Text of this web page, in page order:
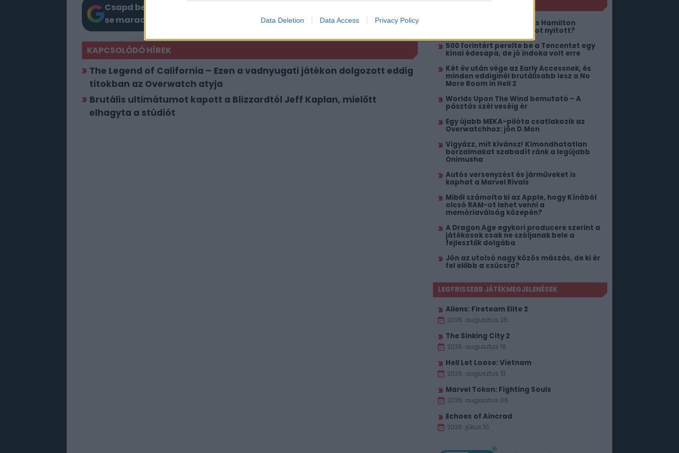
Data Deletion Data Access Privacy Policy
Csapd be az AI-t! Állítsd be itt, hogy a PC Guru tartalmairól véletlenül
se maradj le a Google-ben.
KAPCSOLÓDÓ HÍREK
The Legend of California – Ezen a vadnyugati játékon dolgozott eddig
titokban az Overwatch atyja
Brutális ultimátumot kapott a Blizzardtól Jeff Kaplan, mielőtt
elhagyta a stúdiót
AJÁNLÓ
És az megvan, hogy Lewis Hamilton
gyűjtögetős kártya boltot nyitott?
500 forintért perelte be a Tencentet egy
kínai édesapa, de jó indoka volt erre
Két év után vége az Early Accessnek, és
minden eddiginél brutálisabb lesz a No
More Room in Hell 2
Worlds Upon The Wind bemutató – A
pásztás szél veséig ér
Egy újabb MEKA-pilóta csatlakozik az
Overwatchhoz: jön D.Mon
Vigyázz, mit kívánsz! Kimondhatatlan
borzalmakat szabadít ránk a legújabb
Onimusha
Autós versenyzést és járműveket is
kaphat a Marvel Rivals
Miből számolta ki az Apple, hogy Kínából
olcsó RAM-ot lehet venni a
memóriaválság közepén?
A Dragon Age egykori producere szerint a
játékosok csak ne szóljanak bele a
fejlesztők dolgába
Jön az utolsó nagy közös mászás, de ki ér
fel előbb a csúcsra?
LEGFRISSEBB JÁTÉKMEGJELENÉSEK
Aliens: Fireteam Elite 2
2026. augusztus 25.
The Sinking City 2
2026. augusztus 18.
Hell Let Loose: Vietnam
2026. augusztus 13.
Marvel Tokon: Fighting Souls
2026. augusztus 06.
Echoes of Aincrad
2026. július 10.